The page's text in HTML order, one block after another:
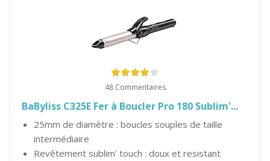
48 Commentaires
BaByliss C325E Fer à Boucler Pro 180 Sublim'...
25mm de diamètre : boucles souples de taille
intermédiaire
Revêtement sublim' touch : doux et resistant